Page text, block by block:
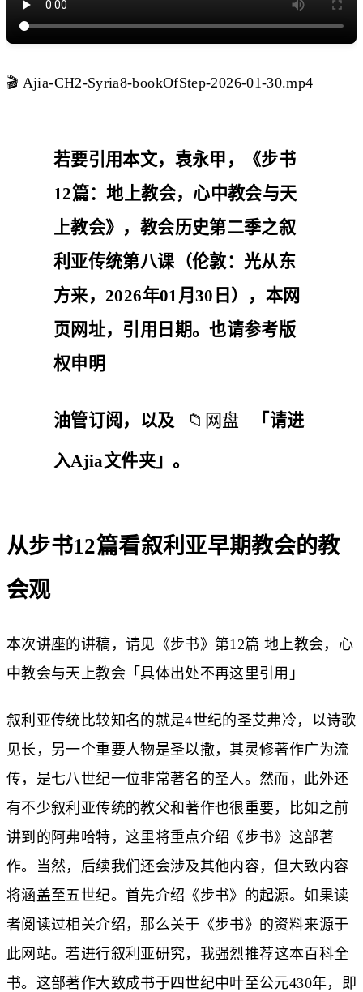
🎬 Ajia-CH2-Syria8-bookOfStep-2026-01-30.mp4
若要引用本文，袁永甲，《步书
12篇：地上教会，心中教会与天
上教会》，教会历史第二季之叙
利亚传统第八课（伦敦：光从东
方来，2026年01月30日），本网
页网址，引用日期。也请参考版
权申明
油管订阅 ，以及 📁 网盘 「请进
入Ajia文件夹」。
从步书12篇看叙利亚早期教会的教
会观
本次讲座的讲稿，请见 《步书》第12篇 地上教会，心
中教会与天上教会「具体出处不再这里引用」
叙利亚传统比较知名的就是4世纪的圣艾弗冷，以诗歌
见长，另一个重要人物是圣以撒，其灵修著作广为流
传，是七八世纪一位非常著名的圣人。然而，此外还
有不少叙利亚传统的教父和著作也很重要，比如之前
讲到的阿弗哈特，这里将重点介绍《步书》这部著
作。当然，后续我们还会涉及其他内容，但大致内容
将涵盖至五世纪。首先介绍《步书》的起源。如果读
者阅读过相关介绍，那么关于《步书》的资料来源于
此网站。若进行叙利亚研究，我强烈推荐这本百科全
书。这部著作大致成书于四世纪中叶至公元430年，即